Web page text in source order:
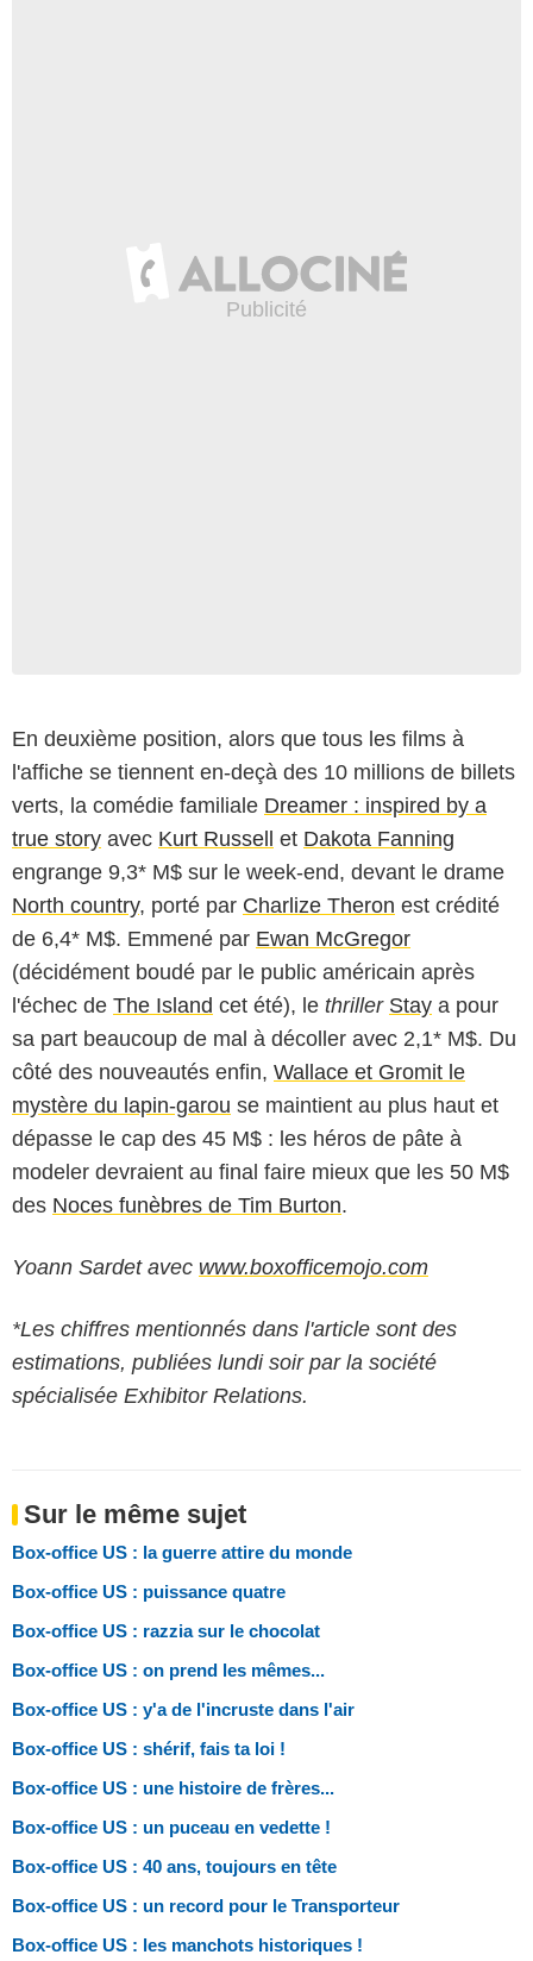
En deuxième position, alors que tous les films à
l'affiche se tiennent en-deçà des 10 millions de billets
verts, la comédie familiale Dreamer : inspired by a
true story avec Kurt Russell et Dakota Fanning
engrange 9,3* M$ sur le week-end, devant le drame
North country, porté par Charlize Theron est crédité
de 6,4* M$. Emmené par Ewan McGregor
(décidément boudé par le public américain après
l'échec de The Island cet été), le thriller Stay a pour
sa part beaucoup de mal à décoller avec 2,1* M$. Du
côté des nouveautés enfin, Wallace et Gromit le
mystère du lapin-garou se maintient au plus haut et
dépasse le cap des 45 M$ : les héros de pâte à
modeler devraient au final faire mieux que les 50 M$
des Noces funèbres de Tim Burton.
Yoann Sardet avec www.boxofficemojo.com
*Les chiffres mentionnés dans l'article sont des
estimations, publiées lundi soir par la société
spécialisée Exhibitor Relations.
Sur le même sujet
Box-office US : la guerre attire du monde
Box-office US : puissance quatre
Box-office US : razzia sur le chocolat
Box-office US : on prend les mêmes...
Box-office US : y'a de l'incruste dans l'air
Box-office US : shérif, fais ta loi !
Box-office US : une histoire de frères...
Box-office US : un puceau en vedette !
Box-office US : 40 ans, toujours en tête
Box-office US : un record pour le Transporteur
Box-office US : les manchots historiques !